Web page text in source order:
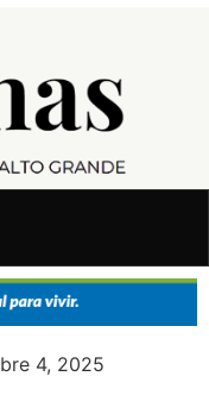
4, 2025